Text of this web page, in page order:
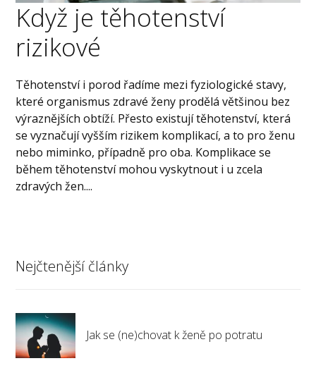
Když je těhotenství
rizikové
Těhotenství i porod řadíme mezi fyziologické stavy,
které organismus zdravé ženy prodělá většinou bez
výraznějších obtíží. Přesto existují těhotenství, která
se vyznačují vyšším rizikem komplikací, a to pro ženu
nebo miminko, případně pro oba. Komplikace se
během těhotenství mohou vyskytnout i u zcela
zdravých žen....
Nejčtenější články
Jak se (ne)chovat k ženě po potratu